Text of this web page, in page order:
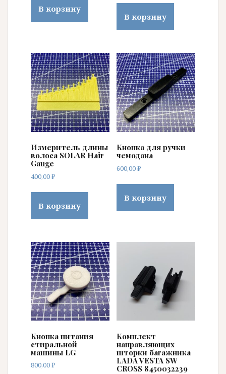
В корзину
В корзину
Измеритель длины
волоса SOLAR Hair
Gauge
400,00₽
В корзину
Кнопка для ручки
чемодана
600,00₽
В корзину
Кнопка питания
стиральной
машины LG
800,00₽
Комплект
направляющих
шторки багажника
LADA VESTA SW
CROSS 8450032239